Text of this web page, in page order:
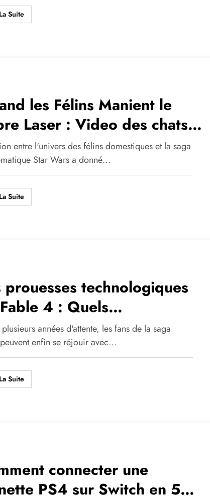
Suite
les Félins Manient le
Laser : Video des chats
– Star Wars – Images,
et videos de lolcats à ne
entre l'univers des félins domestiques et la saga
Star Wars a donné…
Suite
prouesses technologiques
4 : Quels
pour l’univers du
Fable IV et ses
?
années d'attente, les fans de la saga
enfin se réjouir avec…
Suite
connecter une
PS4 sur Switch en 5